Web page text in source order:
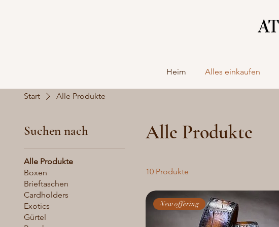
Heim Alles einkaufen
Start Alle Produkte
Suchen nach
Alle Produkte
Boxen
Brieftaschen
Cardholders
Exotics
Gürtel
Alle Produkte
10 Produkte
New offering